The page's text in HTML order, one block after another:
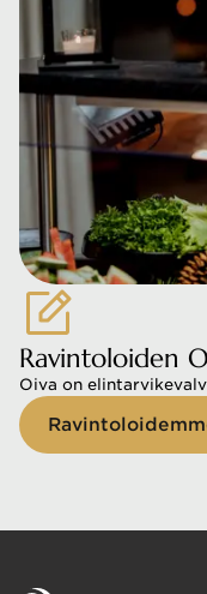
Ravintoloiden
Oiva on